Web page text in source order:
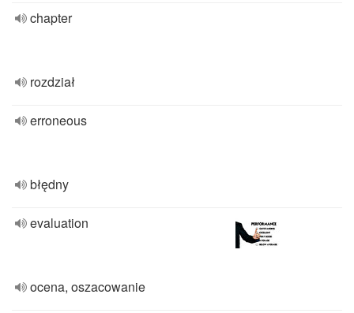
chapter
rozdział
erroneous
błędny
evaluation
ocena, oszacowanie